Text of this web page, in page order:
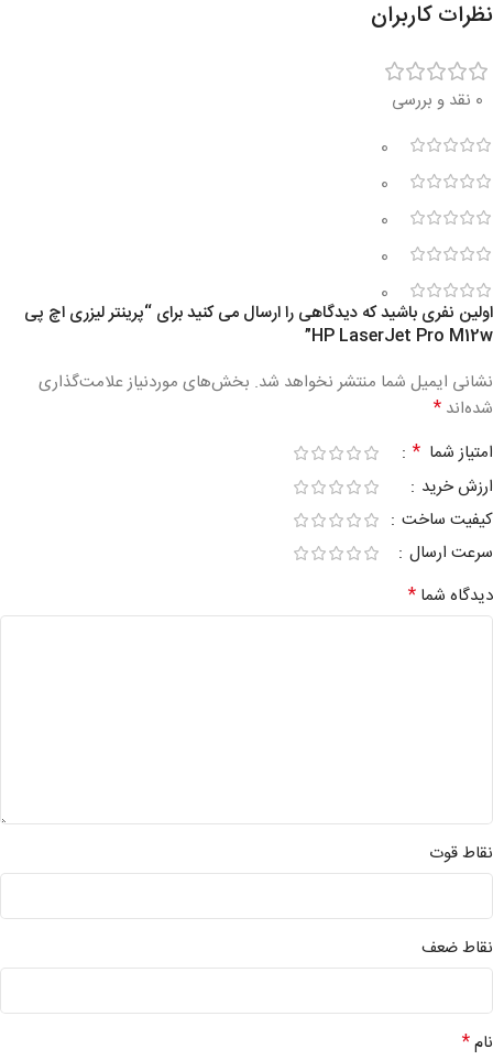
نظرات کاربران
0 نقد و بررسی
0
0
0
0
0
اولین نفری باشید که دیدگاهی را ارسال می کنید برای “پرینتر لیزری اچ پی
HP LaserJet Pro M12w”
نشانی ایمیل شما منتشر نخواهد شد. بخش‌های موردنیاز علامت‌گذاری
شده‌اند *
امتیاز شما *
ارزش خرید
کیفیت ساخت
سرعت ارسال
دیدگاه شما *
نقاط قوت
نقاط ضعف
نام*